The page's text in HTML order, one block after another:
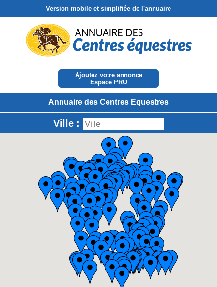
Version mobile et simplifiée de l'annuaire
Ajoutez votre annonce
Espace PRO
Annuaire des Centres Equestres
Ville :